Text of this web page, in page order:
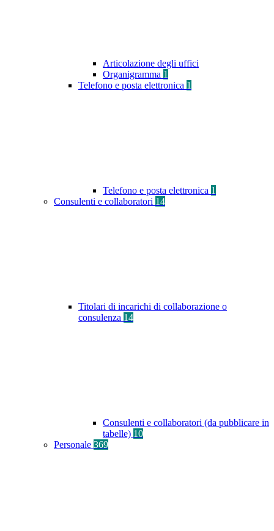
Articolazione degli uffici
Organigramma 1
Telefono e posta elettronica 1
Telefono e posta elettronica 1
Consulenti e collaboratori 14
Titolari di incarichi di collaborazione o
consulenza 14
Consulenti e collaboratori (da pubblicare in
tabelle) 10
Personale 369